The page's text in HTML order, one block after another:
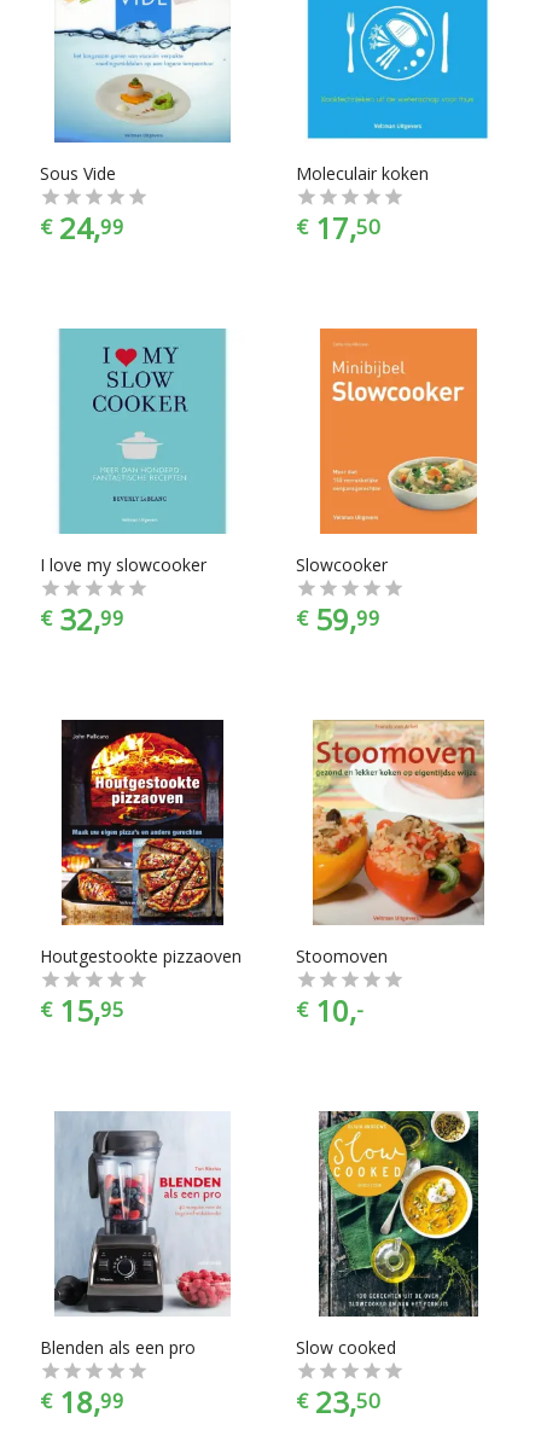
Sous Vide
€ 24,99
Moleculair koken
€ 17,50
I love my slowcooker
€ 32,99
Slowcooker
€ 59,99
Houtgestookte pizzaoven
€ 15,95
Stoomoven
€ 10,-
Blenden als een pro
€ 18,99
Slow cooked
€ 23,50